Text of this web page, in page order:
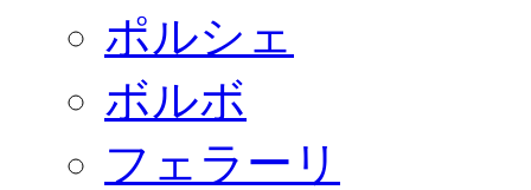
ポルシェ
ボルボ
フェラーリ